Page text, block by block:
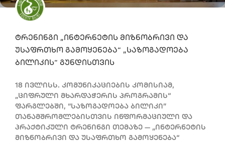
ტრენინგი „ინტერნეტის მიზნობრივი და
უსაფრთხო გამოყენება“ „საზოგადოება
ბილიკის“ გუნდისთვის
18 ივლისს. კომუნიკაციების კომისიამ,
„ციფრული მხარდაჭერის პროგრამის“
ფარგლებში, “საზოგადოება ბილიკი”
თანამშრომლებისთვის ინფორმაციული და
პრაქტიკული ტრენინგი თემაზე — „ინტერნეტის
მიზნობრივი და უსაფრთხო გამოყენება“